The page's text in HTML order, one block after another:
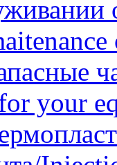
your